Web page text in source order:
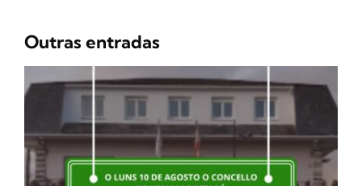
Outras entradas